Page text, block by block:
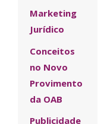
Marketing
Jurídico
Conceitos
no Novo
Provimento
da OAB
Publicidade